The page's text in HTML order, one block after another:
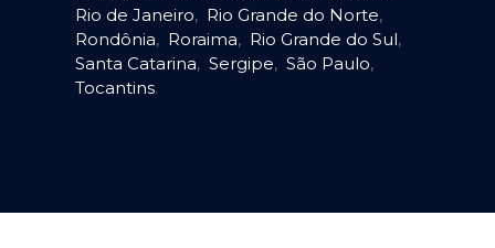
Rio de Janeiro, Rio Grande do Norte,
Rondônia, Roraima, Rio Grande do Sul,
Santa Catarina, Sergipe, São Paulo,
Tocantins.